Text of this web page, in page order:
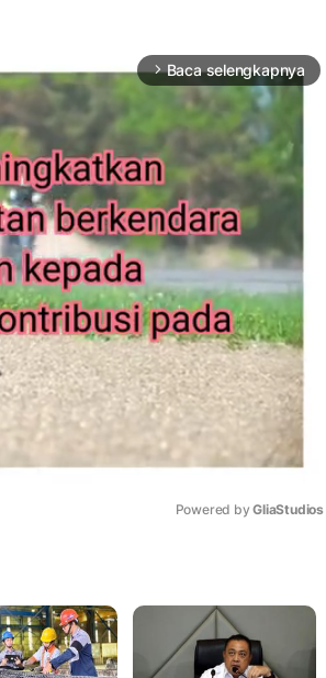
arrow_forward_ios Baca selengkapnya
Powered by GliaStudios